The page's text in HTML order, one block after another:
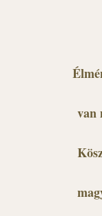
van